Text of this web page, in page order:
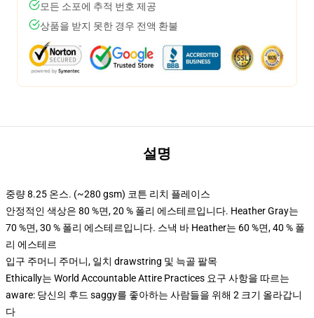
모든 소포에 추적 번호 제공
상품을 받지 못한 경우 전액 환불
설명
중량 8.25 온스. (~280 gsm) 코튼 리치 플레이스
안정적인 색상은 80 %면, 20 % 폴리 에스테르입니다. Heather Gray는
70 %면, 30 % 폴리 에스테르입니다. 스낵 바 Heather는 60 %면, 40 % 폴
리 에스테르
입구 주머니 주머니, 일치 drawstring 및 늑골 팔목
Ethically는 World Accountable Attire Practices 요구 사항을 따르는
aware: 당신의 후드 saggy를 좋아하는 사람들을 위해 2 크기 올라갑니
다